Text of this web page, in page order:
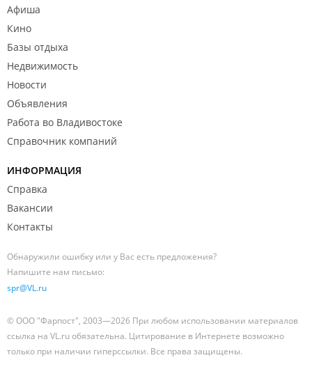
Афиша
Кино
Базы отдыха
Недвижимость
Новости
Объявления
Работа во Владивостоке
Справочник компаний
ИНФОРМАЦИЯ
Справка
Вакансии
Контакты
Обнаружили ошибку или у Вас есть предложения?
Напишите нам письмо:
spr@VL.ru
© ООО "Фарпост", 2003—2026 При любом использовании материалов
ссылка на VL.ru обязательна. Цитирование в Интернете возможно
только при наличии гиперссылки. Все права защищены.